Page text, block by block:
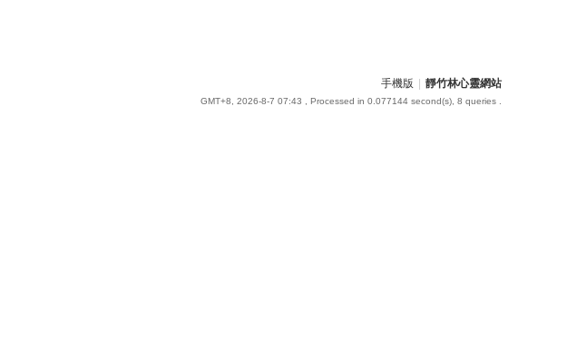
手機版 靜竹林心靈網站
GMT+8, 2026-8-7 07:43 , Processed in 0.077144 second(s), 8 queries .